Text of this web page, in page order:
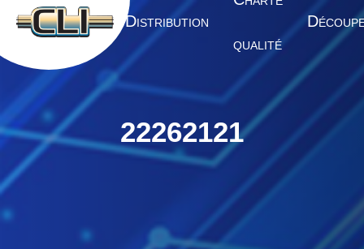
A CCUEIL DISTRIBUTION
QUALITÉ
D
22262121